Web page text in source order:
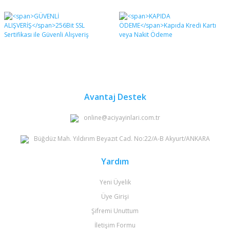
Avantaj Destek
online@aciyayinlari.com.tr
Büğdüz Mah. Yıldırım Beyazıt Cad. No:22/A-B Akyurt/ANKARA
Yardım
Yeni Üyelik
Üye Girişi
Şifremi Unuttum
İletişim Formu